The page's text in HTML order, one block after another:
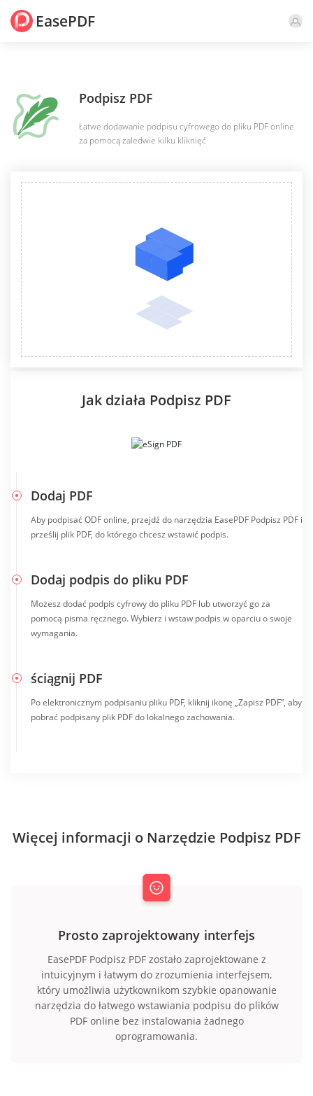
EasePDF
Podpisz PDF
Łatwe dodawanie podpisu cyfrowego do pliku PDF online
za pomocą zaledwie kilku kliknięć
Jak działa Podpisz PDF
Dodaj PDF
Aby podpisać ODF online, przejdź do narzędzia EasePDF Podpisz PDF i
prześlij plik PDF, do którego chcesz wstawić podpis.
Dodaj podpis do pliku PDF
Możesz dodać podpis cyfrowy do pliku PDF lub utworzyć go za
pomocą pisma ręcznego. Wybierz i wstaw podpis w oparciu o swoje
wymagania.
ściągnij PDF
Po elektronicznym podpisaniu pliku PDF, kliknij ikonę „Zapisz PDF”, aby
pobrać podpisany plik PDF do lokalnego zachowania.
Więcej informacji o Narzędzie Podpisz PDF
Prosto zaprojektowany interfejs
EasePDF Podpisz PDF zostało zaprojektowane z
intuicyjnym i łatwym do zrozumienia interfejsem,
który umożliwia użytkownikom szybkie opanowanie
narzędzia do łatwego wstawiania podpisu do plików
PDF online bez instalowania żadnego
oprogramowania.